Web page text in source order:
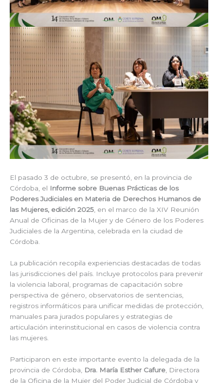
El pasado 3 de octubre, se presentó, en la provincia de
Córdoba, el Informe sobre Buenas Prácticas de los
Poderes Judiciales en Materia de Derechos Humanos de
las Mujeres, edición 2025 , en el marco de la XIV Reunión
Anual de Oficinas de la Mujer y de Género de los Poderes
Judiciales de la Argentina, celebrada en la ciudad de
Córdoba.
La publicación recopila experiencias destacadas de todas
las jurisdicciones del país. Incluye protocolos para prevenir
la violencia laboral, programas de capacitación sobre
perspectiva de género, observatorios de sentencias,
registros informáticos para unificar medidas de protección,
manuales para jurados populares y estrategias de
articulación interinstitucional en casos de violencia contra
las mujeres.
Participaron en este importante evento la delegada de la
provincia de Córdoba,
Dra. María Esther Cafure , Directora
de la Oficina de la Mujer del Poder Judicial de Córdoba y